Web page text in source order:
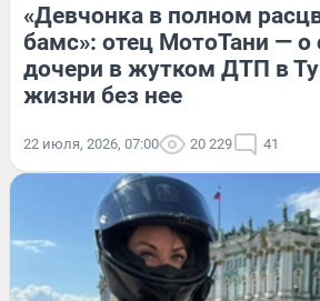
«Девчонка в полном
бамс»: отец МотоТани — о
дочери в жутком ДТП в
жизни без нее
22 июля, 2026, 07:00 20 229 41